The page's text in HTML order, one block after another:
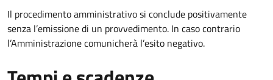
Il procedimento amministrativo si conclude positivamente
senza l’emissione di un provvedimento. In caso contrario
l’Amministrazione comunicherà l’esito negativo.